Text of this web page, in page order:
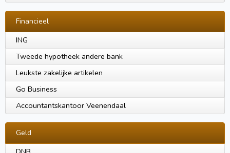
Financieel
ING
Tweede hypotheek andere bank
Leukste zakelijke artikelen
Go Business
Accountantskantoor Veenendaal
Geld